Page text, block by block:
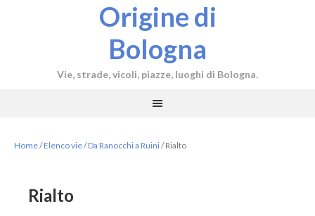
Origine di
Bologna
Vie, strade, vicoli, piazze, luoghi di Bologna.
Home/Elenco vie/Da Ranocchi a Ruini/Rialto
Rialto